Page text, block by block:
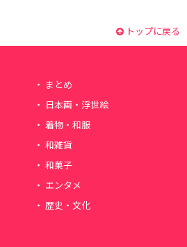
トップに戻る
まとめ
日本画・浮世絵
着物・和服
和雑貨
和菓子
エンタメ
歴史・文化